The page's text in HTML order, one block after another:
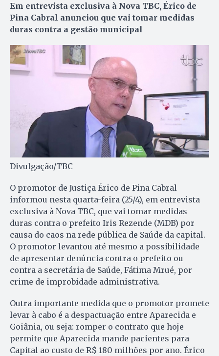
Em entrevista exclusiva à Nova TBC, Érico de
Pina Cabral anunciou que vai tomar medidas
duras contra a gestão municipal
Divulgação/TBC
O promotor de Justiça Érico de Pina Cabral
informou nesta quarta-feira (25/4), em entrevista
exclusiva à Nova TBC, que vai tomar medidas
duras contra o prefeito Iris Rezende (MDB) por
causa do caos na rede pública de Saúde da capital.
O promotor levantou até mesmo a possibilidade
de apresentar denúncia contra o prefeito ou
contra a secretária de Saúde, Fátima Mrué, por
crime de improbidade administrativa.
Outra importante medida que o promotor promete
levar à cabo é a despactuação entre Aparecida e
Goiânia, ou seja: romper o contrato que hoje
permite que Aparecida mande pacientes para
Capital ao custo de R$ 180 milhões por ano. Érico